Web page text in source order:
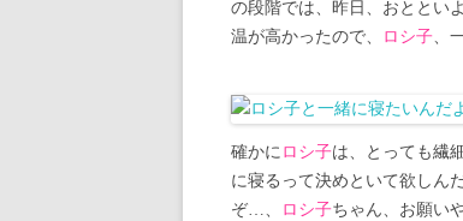
の段階では、昨日、おととい
温が高かったので、
ロシ子、
確かに ロシ子は、とっても繊
に寝るって決めといて欲しん
ぞ…、
ロシ子ちゃん、お願い